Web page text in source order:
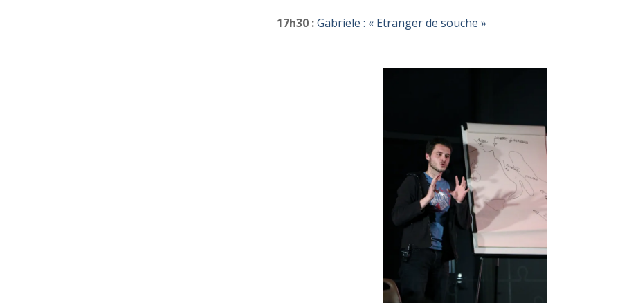
17h30 : Gabriele : « Etranger de souche »